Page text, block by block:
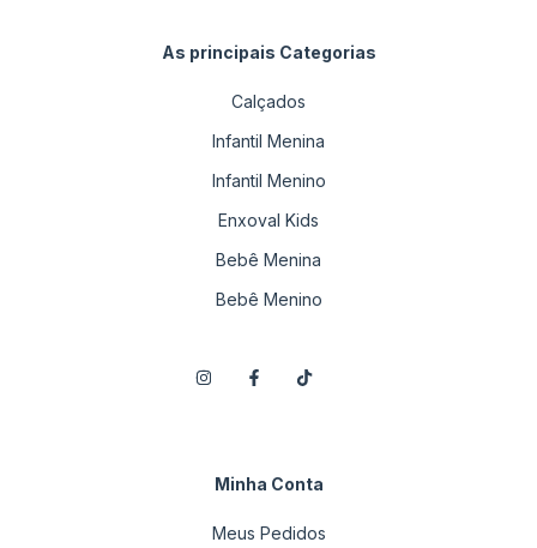
As principais Categorias
Calçados
Infantil Menina
Infantil Menino
Enxoval Kids
Bebê Menina
Bebê Menino
Minha Conta
Meus Pedidos